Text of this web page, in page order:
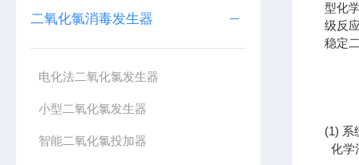
二氧化氯消毒发生器
电化法二氧化氯发生器
小型二氧化氯发生器
智能二氧化氯投加器
型化
级反
稳定
(1) 系
化学